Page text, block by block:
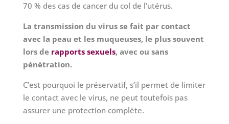
70 % des cas de cancer du col de l’utérus.
La transmission du virus se fait par contact
avec la peau et les muqueuses, le plus souvent
lors de rapports sexuels, avec ou sans
pénétration.
C’est pourquoi le préservatif, s’il permet de limiter
le contact avec le virus, ne peut toutefois pas
assurer une protection complète.